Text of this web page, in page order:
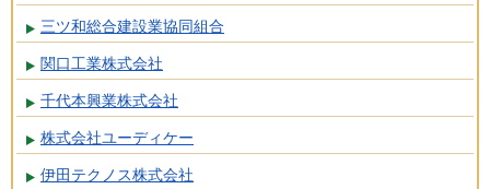
三ツ和総合建設業協同組合
関口工業株式会社
千代本興業株式会社
株式会社ユーディケー
伊田テクノス株式会社